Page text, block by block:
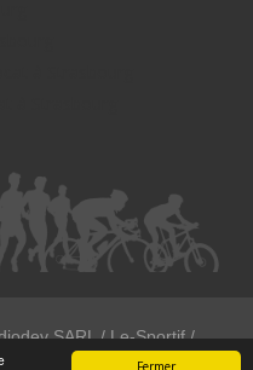
Fermer
SARL / Le-Sportif /